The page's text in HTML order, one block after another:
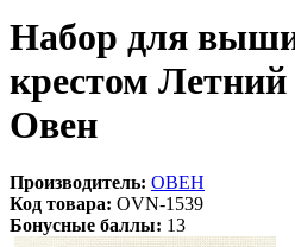
Набор для
крестом Летний
Овен
Производитель: ОВЕН
Код товара: OVN-1539
Бонусные баллы: 13